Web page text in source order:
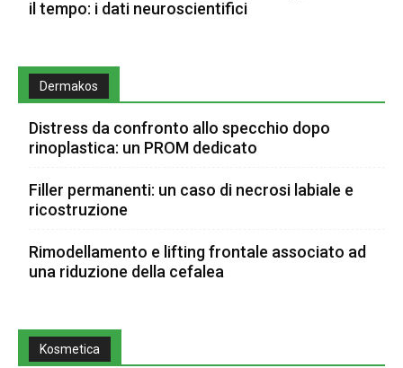
il tempo: i dati neuroscientifici
Dermakos
Distress da confronto allo specchio dopo
rinoplastica: un PROM dedicato
Filler permanenti: un caso di necrosi labiale e
ricostruzione
Rimodellamento e lifting frontale associato ad
una riduzione della cefalea
Kosmetica